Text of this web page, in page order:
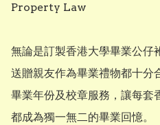
Property Law
無論是訂製香港大學畢業公仔
送贈親友作為畢業禮物都十分
畢業年份及校章服務，讓每套
都成為獨一無二的畢業回憶。